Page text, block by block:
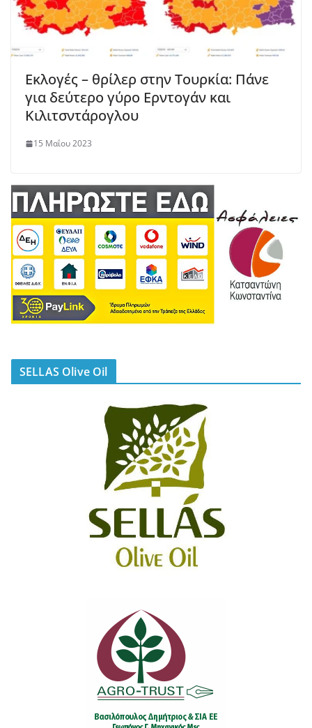
Εκλογές – θρίλερ στην Τουρκία: Πάνε
για δεύτερο γύρο Ερντογάν και
Κιλιτσντάρογλου
15 Μαΐου 2023
SELLAS Olive Oil